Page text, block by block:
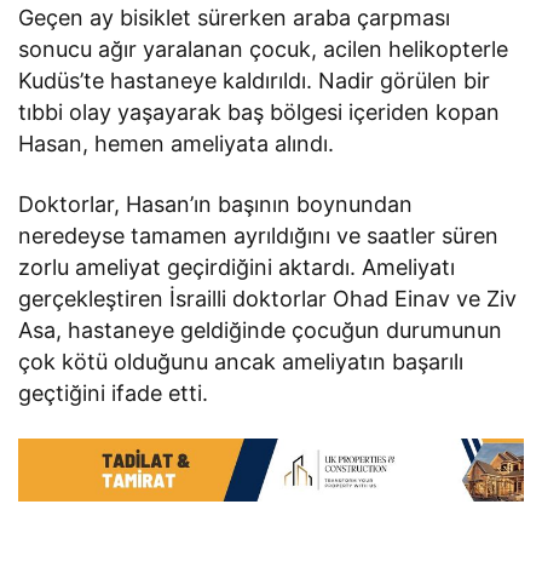
Geçen ay bisiklet sürerken araba çarpması
sonucu ağır yaralanan çocuk, acilen helikopterle
Kudüs’te hastaneye kaldırıldı. Nadir görülen bir
tıbbi olay yaşayarak baş bölgesi içeriden kopan
Hasan, hemen ameliyata alındı.
Doktorlar, Hasan’ın başının boynundan
neredeyse tamamen ayrıldığını ve saatler süren
zorlu ameliyat geçirdiğini aktardı. Ameliyatı
gerçekleştiren İsrailli doktorlar Ohad Einav ve Ziv
Asa, hastaneye geldiğinde çocuğun durumunun
çok kötü olduğunu ancak ameliyatın başarılı
geçtiğini ifade etti.